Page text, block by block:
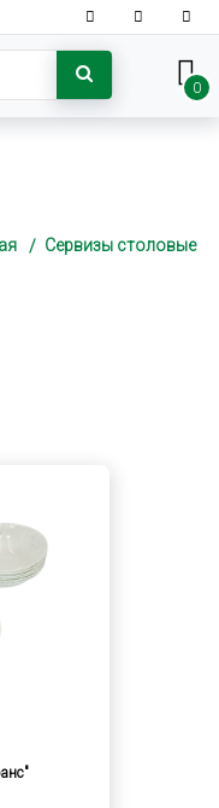
0
Сервизы столовые